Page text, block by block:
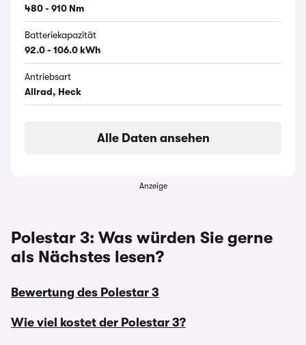
480 - 910 Nm
Batteriekapazität
92.0 - 106.0 kWh
Antriebsart
Allrad, Heck
Alle Daten ansehen
Anzeige
Polestar 3: Was würden Sie gerne
als Nächstes lesen?
Bewertung des Polestar 3
Wie viel kostet der Polestar 3?